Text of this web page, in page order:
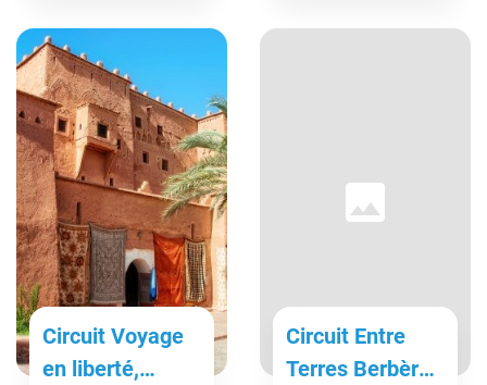
Circuit Voyage
en liberté,
Circuit Entre
Terres Berbères